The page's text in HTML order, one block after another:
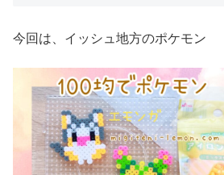
今回は、イッシュ地方のポケモン